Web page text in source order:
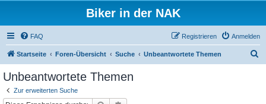
Biker in der NAK
FAQ Anmelden
Registrieren
Startseite Foren-Übersicht Suche Unbeantwortete Themen
Unbeantwortete Themen
Zur erweiterten Suche